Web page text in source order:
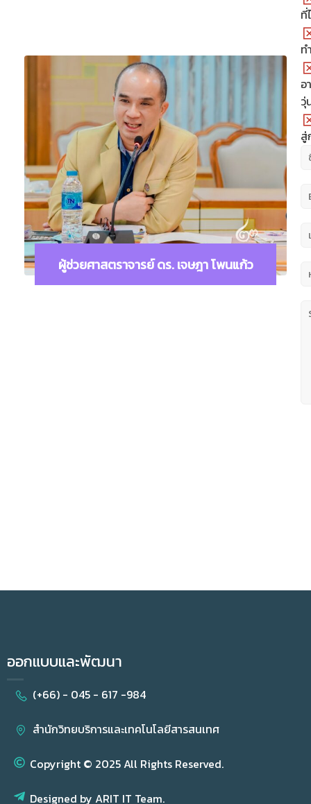
ผู้ช่วยศาสตราจารย์ ดร. เจษฎา โพนแก้ว
ที่
ท
อ
วุ่
สู่
ออกแบบและพัฒนา
(+66) - 045 - 617 -984
สำนักวิทยบริการและเทคโนโลยีสารสนเทศ
Copyright © 2025 All Rights Reserved.
Designed by ARIT IT Team.